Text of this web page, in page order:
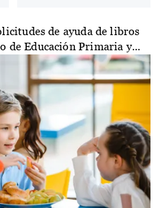
de ayuda de libros
de Educación Primaria y...